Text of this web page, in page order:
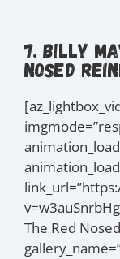
7. Billy
Nosed
The Red